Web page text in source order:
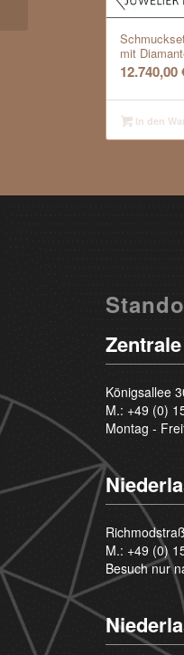
mit
12.740,00
In den
Königsallee
M.: +49 (0)
Montag -
M.: +49 (0)
Besuch nur